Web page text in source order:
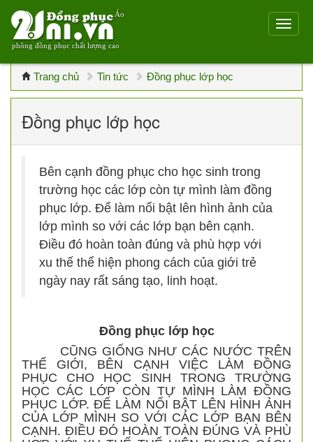
Áo
phông đồng phục chất lượng cao
Trang chủ Tin tức Đồng phục lớp học
Đồng phục lớp học
Bên cạnh đồng phục cho học sinh trong
trường học các lớp còn tự mình làm đồng
phục lớp. Để làm nổi bật lên hình ảnh của
lớp mình so với các lớp bạn bên cạnh.
Điều đó hoàn toàn đúng và phù hợp với
xu thế thể hiện phong cách của giới trẻ
ngày nay rất sáng tạo, linh hoạt.
Đồng phục lớp học
CŨNG GIỐNG NHƯ CÁC NƯỚC TRÊN
THẾ GIỚI, BÊN CẠNH VIỆC LÀM ĐỒNG
PHỤC CHO HỌC SINH TRONG TRƯỜNG
HỌC CÁC LỚP CÒN TỰ MÌNH LÀM ĐỒNG
PHỤC LỚP. ĐỂ LÀM NỔI BẬT LÊN HÌNH ẢNH
CỦA LỚP MÌNH SO VỚI CÁC LỚP BẠN BÊN
CẠNH. ĐIỀU ĐÓ HOÀN TOÀN ĐÚNG VÀ PHÙ